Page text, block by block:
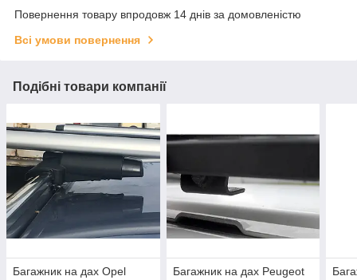
Повернення товару впродовж 14 днів за домовленістю
Всі умови повернення
Подібні товари компанії
Багажник на дах Opel
Багажник на дах Peugeot